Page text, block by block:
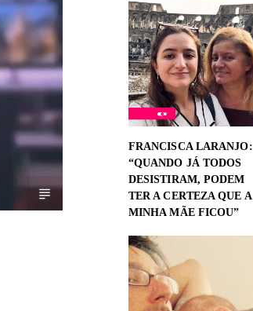
FRANCISCA LARANJO:
“QUANDO JÁ TODOS
DESISTIRAM, PODEM
TER A CERTEZA QUE A
MINHA MÃE FICOU”